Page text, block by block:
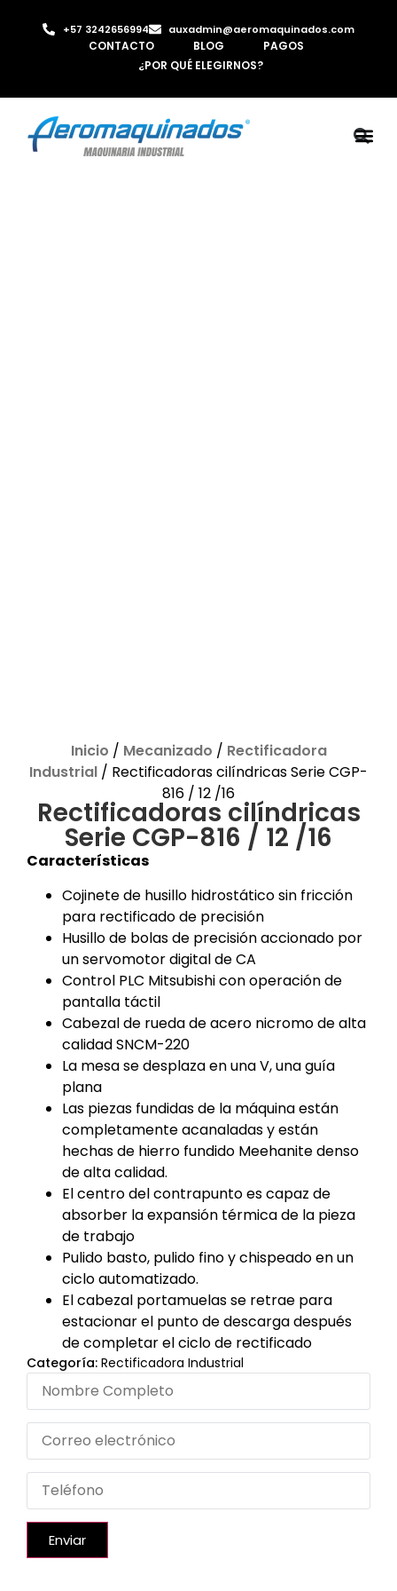
+57 3242656994 auxadmin@aeromaquinados.com
CONTACTO BLOG
PAGOS
¿POR QUÉ ELEGIRNOS?
Inicio / Mecanizado / Rectificadora
Industrial / Rectificadoras cilíndricas Serie CGP-
816 / 12 /16
Rectificadoras cilíndricas
Serie CGP-816 / 12 /16
Características
Cojinete de husillo hidrostático sin fricción
para rectificado de precisión
Husillo de bolas de precisión accionado por
un servomotor digital de CA
Control PLC Mitsubishi con operación de
pantalla táctil
Cabezal de rueda de acero nicromo de alta
calidad SNCM-220
La mesa se desplaza en una V, una guía
plana
Las piezas fundidas de la máquina están
completamente acanaladas y están
hechas de hierro fundido Meehanite denso
de alta calidad.
El centro del contrapunto es capaz de
absorber la expansión térmica de la pieza
de trabajo
Pulido basto, pulido fino y chispeado en un
ciclo automatizado.
El cabezal portamuelas se retrae para
estacionar el punto de descarga después
de completar el ciclo de rectificado
Categoría: Rectificadora Industrial
Enviar